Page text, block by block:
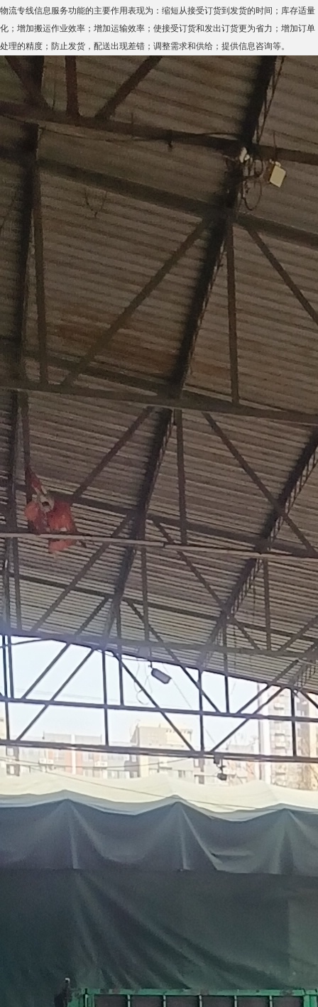
物流专线信息服务功能的主要作用表现为：缩短从接受订货到发货的时间；库存适量
化；增加搬运作业效率；增加运输效率；使接受订货和发出订货更为省力；增加订单
处理的精度；防止发货，配送出现差错；调整需求和供给；提供信息咨询等。